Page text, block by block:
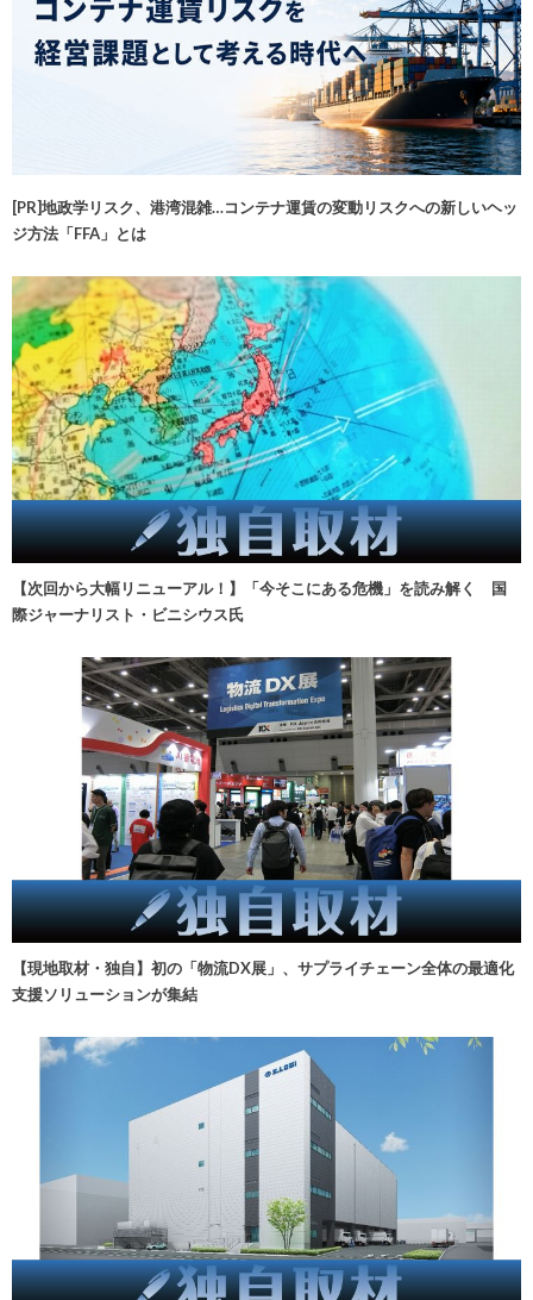
[PR]地政学リスク、港湾混雑…コンテナ運賃の変動リスクへの新しいヘッ
ジ方法「FFA」とは
【次回から大幅リニューアル！】「今そこにある危機」を読み解く 国
際ジャーナリスト・ビニシウス氏
【現地取材・独自】初の「物流DX展」、サプライチェーン全体の最適化
支援ソリューションが集結